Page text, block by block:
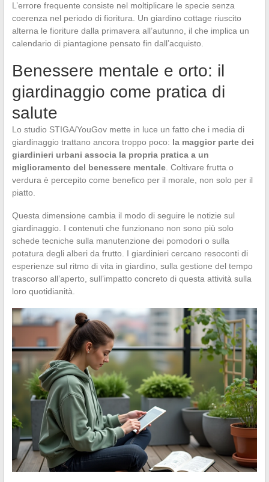
L’errore frequente consiste nel moltiplicare le specie senza
coerenza nel periodo di fioritura. Un giardino cottage riuscito
alterna le fioriture dalla primavera all’autunno, il che implica un
calendario di piantagione pensato fin dall’acquisto.
Benessere mentale e orto: il
giardinaggio come pratica di
salute
Lo studio STIGA/YouGov mette in luce un fatto che i media di
giardinaggio trattano ancora troppo poco: la maggior parte dei
giardinieri urbani associa la propria pratica a un
miglioramento del benessere mentale. Coltivare frutta o
verdura è percepito come benefico per il morale, non solo per il
piatto.
Questa dimensione cambia il modo di seguire le notizie sul
giardinaggio. I contenuti che funzionano non sono più solo
schede tecniche sulla manutenzione dei pomodori o sulla
potatura degli alberi da frutto. I giardinieri cercano resoconti di
esperienze sul ritmo di vita in giardino, sulla gestione del tempo
trascorso all’aperto, sull’impatto concreto di questa attività sulla
loro quotidianità.